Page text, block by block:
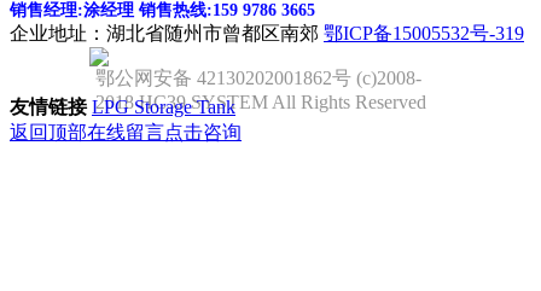
销售经理:涂经理 销售热线:159 9786 3665
企业地址：湖北省随州市曾都区南郊 鄂ICP备15005532号-319
鄂公网安备 42130202001862号 (c)2008-
2018 HC39 SYSTEM All Rights Reserved
友情链接 LPG Storage Tank
返回顶部在线留言点击咨询